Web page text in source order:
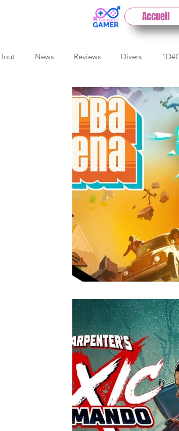
Accueil
Tout News Reviews Divers
Test indé DLC IOS/
Test 1DCoG Test Xbox
The Game Awards Balan